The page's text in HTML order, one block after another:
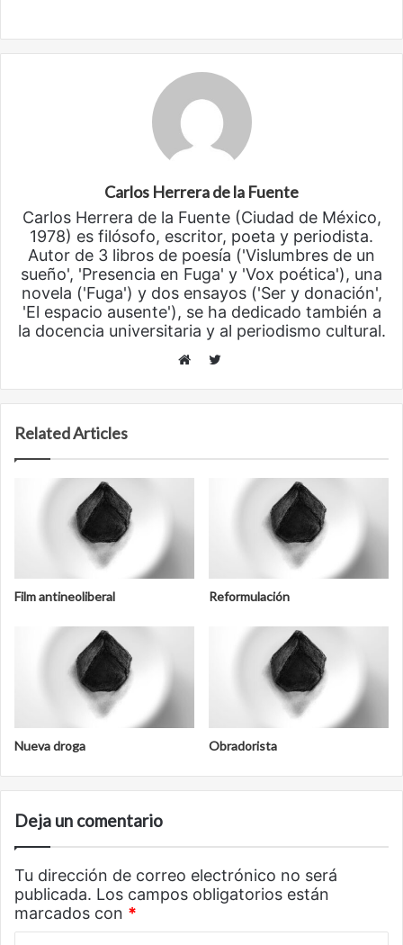
Carlos Herrera de la Fuente
Carlos Herrera de la Fuente (Ciudad de México,
1978) es filósofo, escritor, poeta y periodista.
Autor de 3 libros de poesía ('Vislumbres de un
sueño', 'Presencia en Fuga' y 'Vox poética'), una
novela ('Fuga') y dos ensayos ('Ser y donación',
'El espacio ausente'), se ha dedicado también a
la docencia universitaria y al periodismo cultural.
Twitter
Related Articles
Film antineoliberal Reformulación
Nueva droga Obradorista
Deja un comentario
Tu dirección de correo electrónico no será
publicada. Los campos obligatorios están
marcados con *